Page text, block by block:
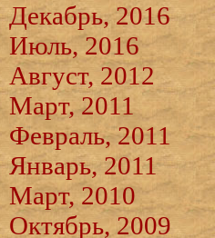
Декабрь, 2016
Июль, 2016
Август, 2012
Март, 2011
Февраль, 2011
Январь, 2011
Март, 2010
Октябрь, 2009